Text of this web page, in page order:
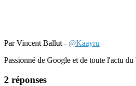
Par Vincent Ballut - @Kaayru
Passionné de Google et de toute l'actu
2 réponses